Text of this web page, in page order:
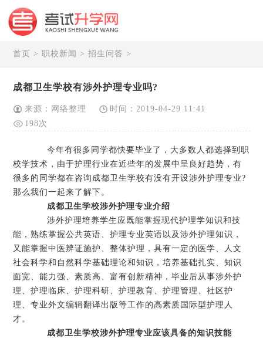
首页 >职校新闻 >招生问答 >
成都卫生学校有涉外护理专业吗?
来源：网络整理
时间：2019-04-29 11:41
198次
今年有很多同学都快要毕业了，大多数人都选择到职
校学技术，由于护理行业在近些年的发展中呈良好趋势，有
很多的同学都在咨询成都卫生学校有没有开设涉外护理专业?
那么我们一起来了解下。
成都卫生学校涉外护理专业介绍
涉外护理培养学生应既能掌握现代护理学知识和技
能，熟练掌握公共英语、护理专业英语以及涉外护理知识，
又能掌握中医辨证施护、整体护理，具有一定的医学、人文
社会科学和自然科学基础理论和知识，培养基础扎实、知识
面宽、能力强、素质高、富有创新精神，毕业后从事涉外护
理、护理临床、护理科研、护理教育、护理管理、社区护
理、专业外文编辑翻译出版等工作的高素质国际型护理人
才。
成都卫生学校涉外护理专业应该具备的知识技能